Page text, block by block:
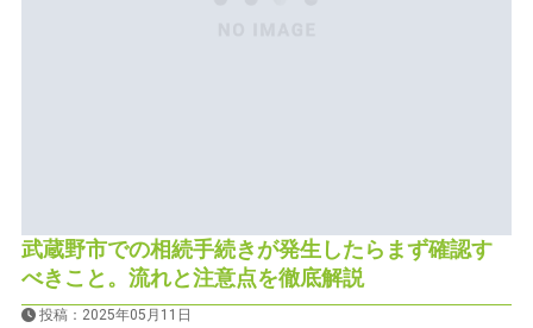
武蔵野市での相続手続きが発生したらまず確認す
べきこと。流れと注意点を徹底解説
投稿：2025年05月11日